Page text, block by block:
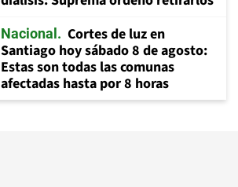
Nacional
Cortes de luz en
Santiago hoy sábado 8 de agosto:
Estas son todas las comunas
afectadas hasta por 8 horas